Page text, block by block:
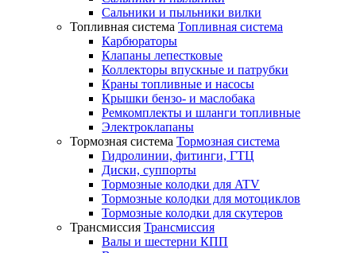
Сальники и пыльники вилки
Топливная система Топливная система
Карбюраторы
Клапаны лепестковые
Коллекторы впускные и патрубки
Краны топливные и насосы
Крышки бензо- и маслобака
Ремкомплекты и шланги топливные
Электроклапаны
Тормозная система Тормозная система
Гидролинии, фитинги, ГТЦ
Диски, суппорты
Тормозные колодки для ATV
Тормозные колодки для мотоциклов
Тормозные колодки для скутеров
Трансмиссия Трансмиссия
Валы и шестерни КПП